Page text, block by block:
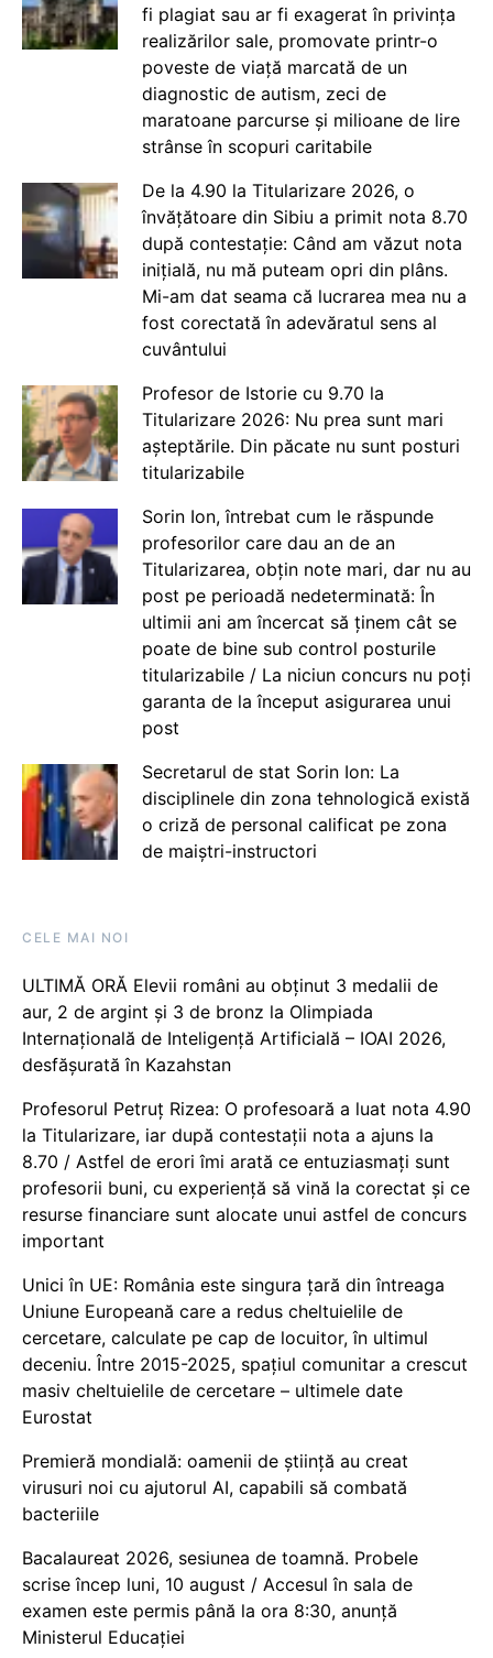
fi plagiat sau ar fi exagerat în privința
realizărilor sale, promovate printr-o
poveste de viață marcată de un
diagnostic de autism, zeci de
maratoane parcurse și milioane de lire
strânse în scopuri caritabile
De la 4.90 la Titularizare 2026, o
învățătoare din Sibiu a primit nota 8.70
după contestație: Când am văzut nota
inițială, nu mă puteam opri din plâns.
Mi-am dat seama că lucrarea mea nu a
fost corectată în adevăratul sens al
cuvântului
Profesor de Istorie cu 9.70 la
Titularizare 2026: Nu prea sunt mari
așteptările. Din păcate nu sunt posturi
titularizabile
Sorin Ion, întrebat cum le răspunde
profesorilor care dau an de an
Titularizarea, obțin note mari, dar nu au
post pe perioadă nedeterminată: În
ultimii ani am încercat să ținem cât se
poate de bine sub control posturile
titularizabile / La niciun concurs nu poți
garanta de la început asigurarea unui
post
Secretarul de stat Sorin Ion: La
disciplinele din zona tehnologică există
o criză de personal calificat pe zona
de maiștri-instructori
CELE MAI NOI
ULTIMĂ ORĂ Elevii români au obținut 3 medalii de
aur, 2 de argint și 3 de bronz la Olimpiada
Internațională de Inteligență Artificială – IOAI 2026,
desfășurată în Kazahstan
Profesorul Petruț Rizea: O profesoară a luat nota 4.90
la Titularizare, iar după contestații nota a ajuns la
8.70 / Astfel de erori îmi arată ce entuziasmați sunt
profesorii buni, cu experiență să vină la corectat și ce
resurse financiare sunt alocate unui astfel de concurs
important
Unici în UE: România este singura țară din întreaga
Uniune Europeană care a redus cheltuielile de
cercetare, calculate pe cap de locuitor, în ultimul
deceniu. Între 2015-2025, spațiul comunitar a crescut
masiv cheltuielile de cercetare – ultimele date
Eurostat
Premieră mondială: oamenii de știință au creat
virusuri noi cu ajutorul AI, capabili să combată
bacteriile
Bacalaureat 2026, sesiunea de toamnă. Probele
scrise încep luni, 10 august / Accesul în sala de
examen este permis până la ora 8:30, anunță
Ministerul Educației